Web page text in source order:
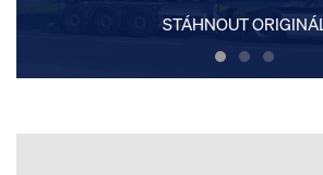
STÁHNOUT